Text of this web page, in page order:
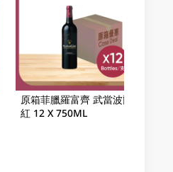
原箱菲臘羅富齊 武當波爾多
紅 12 X 750ML